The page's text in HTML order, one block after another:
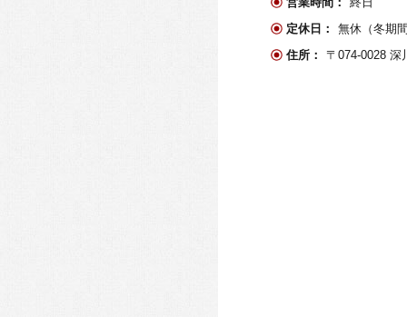
定休日：
無休（冬期
住所：
〒074-0028 深